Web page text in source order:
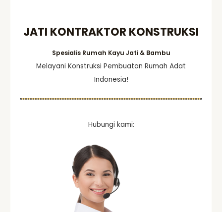
JATI KONTRAKTOR KONSTRUKSI
Spesialis Rumah Kayu Jati & Bambu
Melayani Konstruksi Pembuatan Rumah Adat
Indonesia!
Hubungi kami: